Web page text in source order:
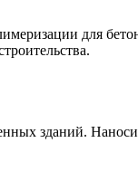
для
зданий.